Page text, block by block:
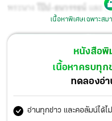
พระนาง โป๊ป-ธนวรรธน์ และ เ
เนื้อหาพิเศษเฉพาะส
หนังสือพิ
เนื้อหาครบทุ
ทดลองอ่
อ่านทุกข่าว และคอลัมน์ได้ไ